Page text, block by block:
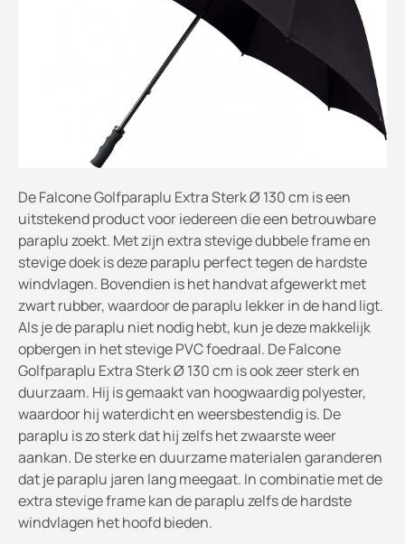
De Falcone Golfparaplu Extra Sterk Ø 130 cm is een
uitstekend product voor iedereen die een betrouwbare
paraplu zoekt. Met zijn extra stevige dubbele frame en
stevige doek is deze paraplu perfect tegen de hardste
windvlagen. Bovendien is het handvat afgewerkt met
zwart rubber, waardoor de paraplu lekker in de hand ligt.
Als je de paraplu niet nodig hebt, kun je deze makkelijk
opbergen in het stevige PVC foedraal. De Falcone
Golfparaplu Extra Sterk Ø 130 cm is ook zeer sterk en
duurzaam. Hij is gemaakt van hoogwaardig polyester,
waardoor hij waterdicht en weersbestendig is. De
paraplu is zo sterk dat hij zelfs het zwaarste weer
aankan. De sterke en duurzame materialen garanderen
dat je paraplu jaren lang meegaat. In combinatie met de
extra stevige frame kan de paraplu zelfs de hardste
windvlagen het hoofd bieden.